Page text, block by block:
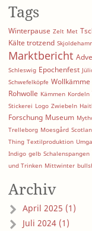
Tags
Winterpause Zelt Met
Kälte trotzend
Marktbericht
Schleswig Epochenfest
Schwefelköpfe Wollkämme
Rohwolle Kämmen Kordeln
Stickerei Logo Zwiebeln
Forschung Museum
Trelleborg Moesgård
Thing Textilproduktion
Indigo gelb Schalenspangen
und Trinken Mittwinter
Archiv
April 2025 (1)
Juli 2024 (1)